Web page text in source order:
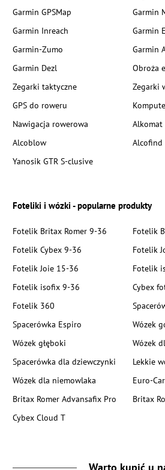
Garmin GPSMap
Garmin
Garmin Inreach
Garmin
Garmin-Zumo
Garmin
Garmin Dezl
Obroża
Zegarki taktyczne
Zegarki
GPS do roweru
Nawigacja rowerowa
Alkomat
Alcoblow
Alcofind
Yanosik GTR S-clusive
Foteliki i wózki - popularne produkty
Fotelik Britax Romer 9-36
Fotelik
Fotelik Cybex 9-36
Fotelik
Fotelik Joie 15-36
Fotelik
Fotelik isofix 9-36
Cybex
Fotelik 360
Spacerówka Espiro
Wózek
Wózek głęboki
Wózek
Spacerówka dla dziewczynki
Lekkie
Wózek dla niemowlaka
Euro-
Britax Romer Advansafix Pro
Britax
Cybex Cloud T